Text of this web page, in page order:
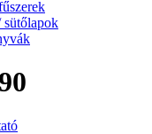
sütőlapok